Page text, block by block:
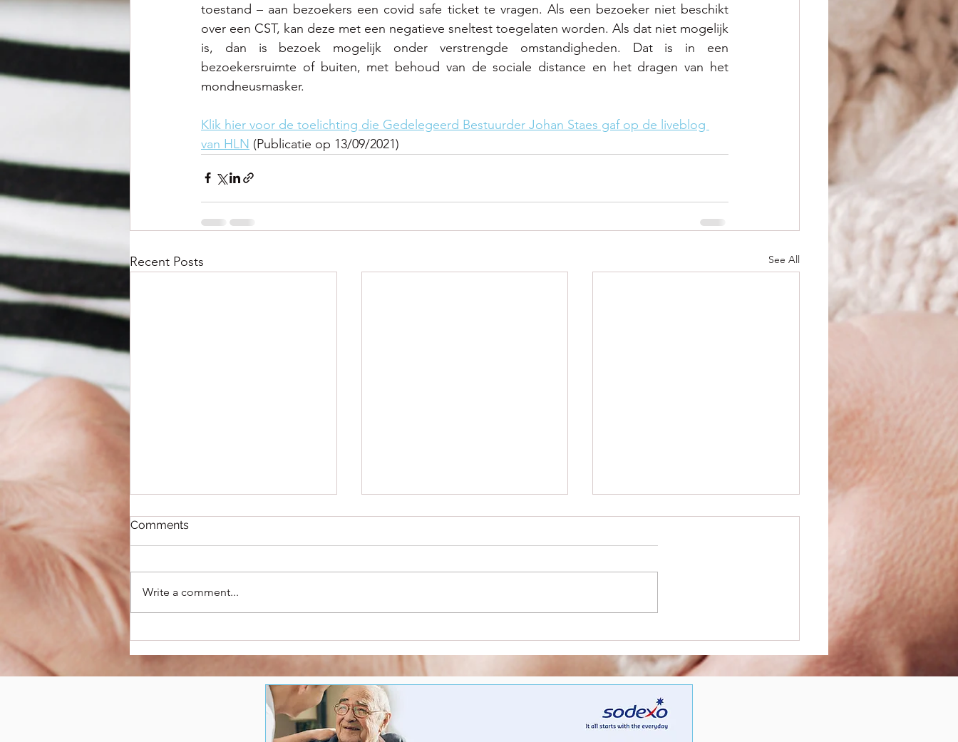
toestand – aan bezoekers een covid safe ticket te vragen. Als een bezoeker niet beschikt
over een CST, kan deze met een negatieve sneltest toegelaten worden. Als dat niet mogelijk
is, dan is bezoek mogelijk onder verstrengde omstandigheden. Dat is in een
bezoekersruimte of buiten, met behoud van de sociale distance en het dragen van het
mondneusmasker.
Klik hier voor de toelichting die Gedelegeerd Bestuurder Johan Staes gaf op de liveblog
van HLN (Publicatie op 13/09/2021)
Recent Posts See All
kwaliteitsvol
medicatiebeleid in
vernieuwing in de zorg
oproep #Kiesvoordezorg
open
Comments
Write a comment...